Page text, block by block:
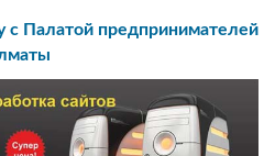
с Палатой предпринимателей